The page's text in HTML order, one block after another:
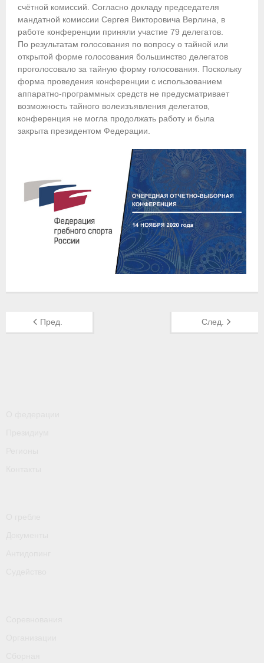
- Правила гребного спорта
Организации
Персоналии
Антидопинг
- Документы
- Контакты
- Информация для спортсменов и персонала
- Пул тестирования РУСАДА
Судейство
- Семинары и экзамены
- Коллегия спортивных судей ФГСР
счётной комиссий. Согласно докладу председателя
мандатной комиссии Сергея Викторовича Верлина, в
работе конференции приняли участие 79 делегатов.
По результатам голосования по вопросу о тайной или
открытой форме голосования большинство делегатов
проголосовало за тайную форму голосования. Поскольку
форма проведения конференции с использованием
аппаратно-программных средств не предусматривает
возможность тайного волеизъявления делегатов,
конференция не могла продолжать работу и была
закрыта президентом Федерации.
Пред. След.